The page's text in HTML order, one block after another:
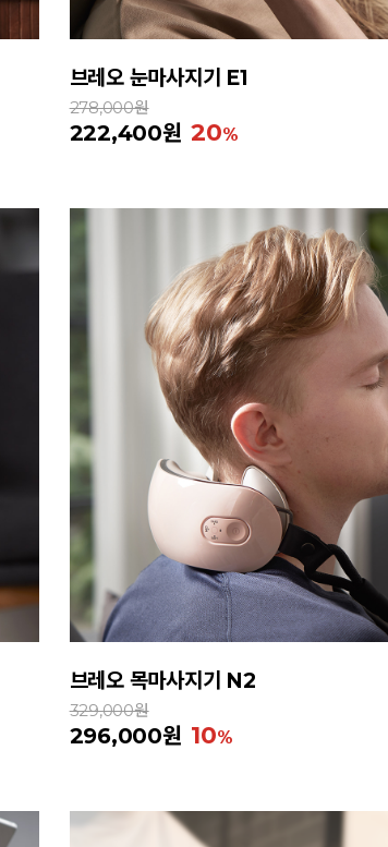
브레오 눈마사지기 E1
278,000원
222,400원 20
브레오 목마사지기 N2
329,000원
296,000원 10